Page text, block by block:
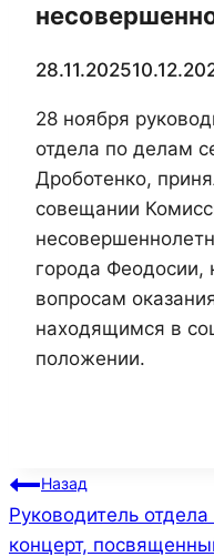
28.11.2025
28 ноября
отдела по делам
Дроботенко,
совещании
города Феодосии,
вопросам
находящимся в
положении.
Навигация
по
Назад
Руководитель
концерт,